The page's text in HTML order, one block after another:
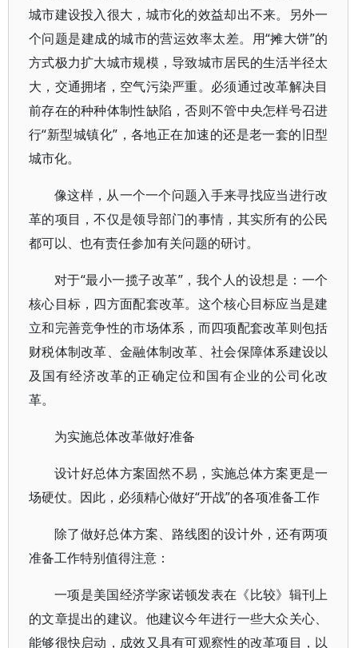
城市建设投入很大，城市化的效益却出不来。另外一
个问题是建成的城市的营运效率太差。用“摊大饼”的
方式极力扩大城市规模，导致城市居民的生活半径太
大，交通拥堵，空气污染严重。必须通过改革解决目
前存在的种种体制性缺陷，否则不管中央怎样号召进
行“新型城镇化”，各地正在加速的还是老一套的旧型
城市化。
像这样，从一个一个问题入手来寻找应当进行改
革的项目，不仅是领导部门的事情，其实所有的公民
都可以、也有责任参加有关问题的研讨。
对于“最小一揽子改革”，我个人的设想是：一个
核心目标，四方面配套改革。这个核心目标应当是建
立和完善竞争性的市场体系，而四项配套改革则包括
财税体制改革、金融体制改革、社会保障体系建设以
及国有经济改革的正确定位和国有企业的公司化改
革。
为实施总体改革做好准备
设计好总体方案固然不易，实施总体方案更是一
场硬仗。因此，必须精心做好“开战”的各项准备工作
除了做好总体方案、路线图的设计外，还有两项
准备工作特别值得注意：
一项是美国经济学家诺顿发表在《比较》辑刊上
的文章提出的建议。他建议今年进行一些大众关心、
能够很快启动，成效又具有可观察性的改革项目，以